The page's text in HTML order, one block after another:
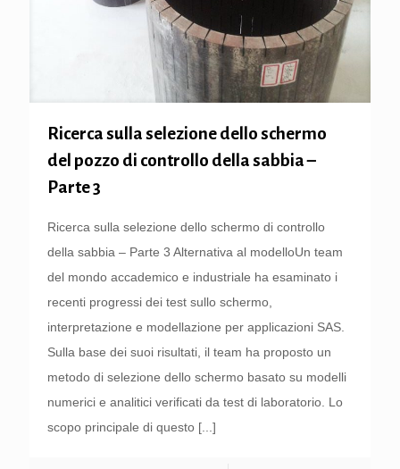
Ricerca sulla selezione dello schermo
del pozzo di controllo della sabbia –
Parte 3
Ricerca sulla selezione dello schermo di controllo
della sabbia – Parte 3 Alternativa al modelloUn team
del mondo accademico e industriale ha esaminato i
recenti progressi dei test sullo schermo,
interpretazione e modellazione per applicazioni SAS.
Sulla base dei suoi risultati, il team ha proposto un
metodo di selezione dello schermo basato su modelli
numerici e analitici verificati da test di laboratorio. Lo
scopo principale di questo [...]